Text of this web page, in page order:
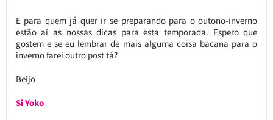
E para quem já quer ir se preparando para o outono-inverno
estão aí as nossas dicas para esta temporada. Espero que
gostem e se eu lembrar de mais alguma coisa bacana para o
inverno farei outro post tá?
Beijo
Si Yoko